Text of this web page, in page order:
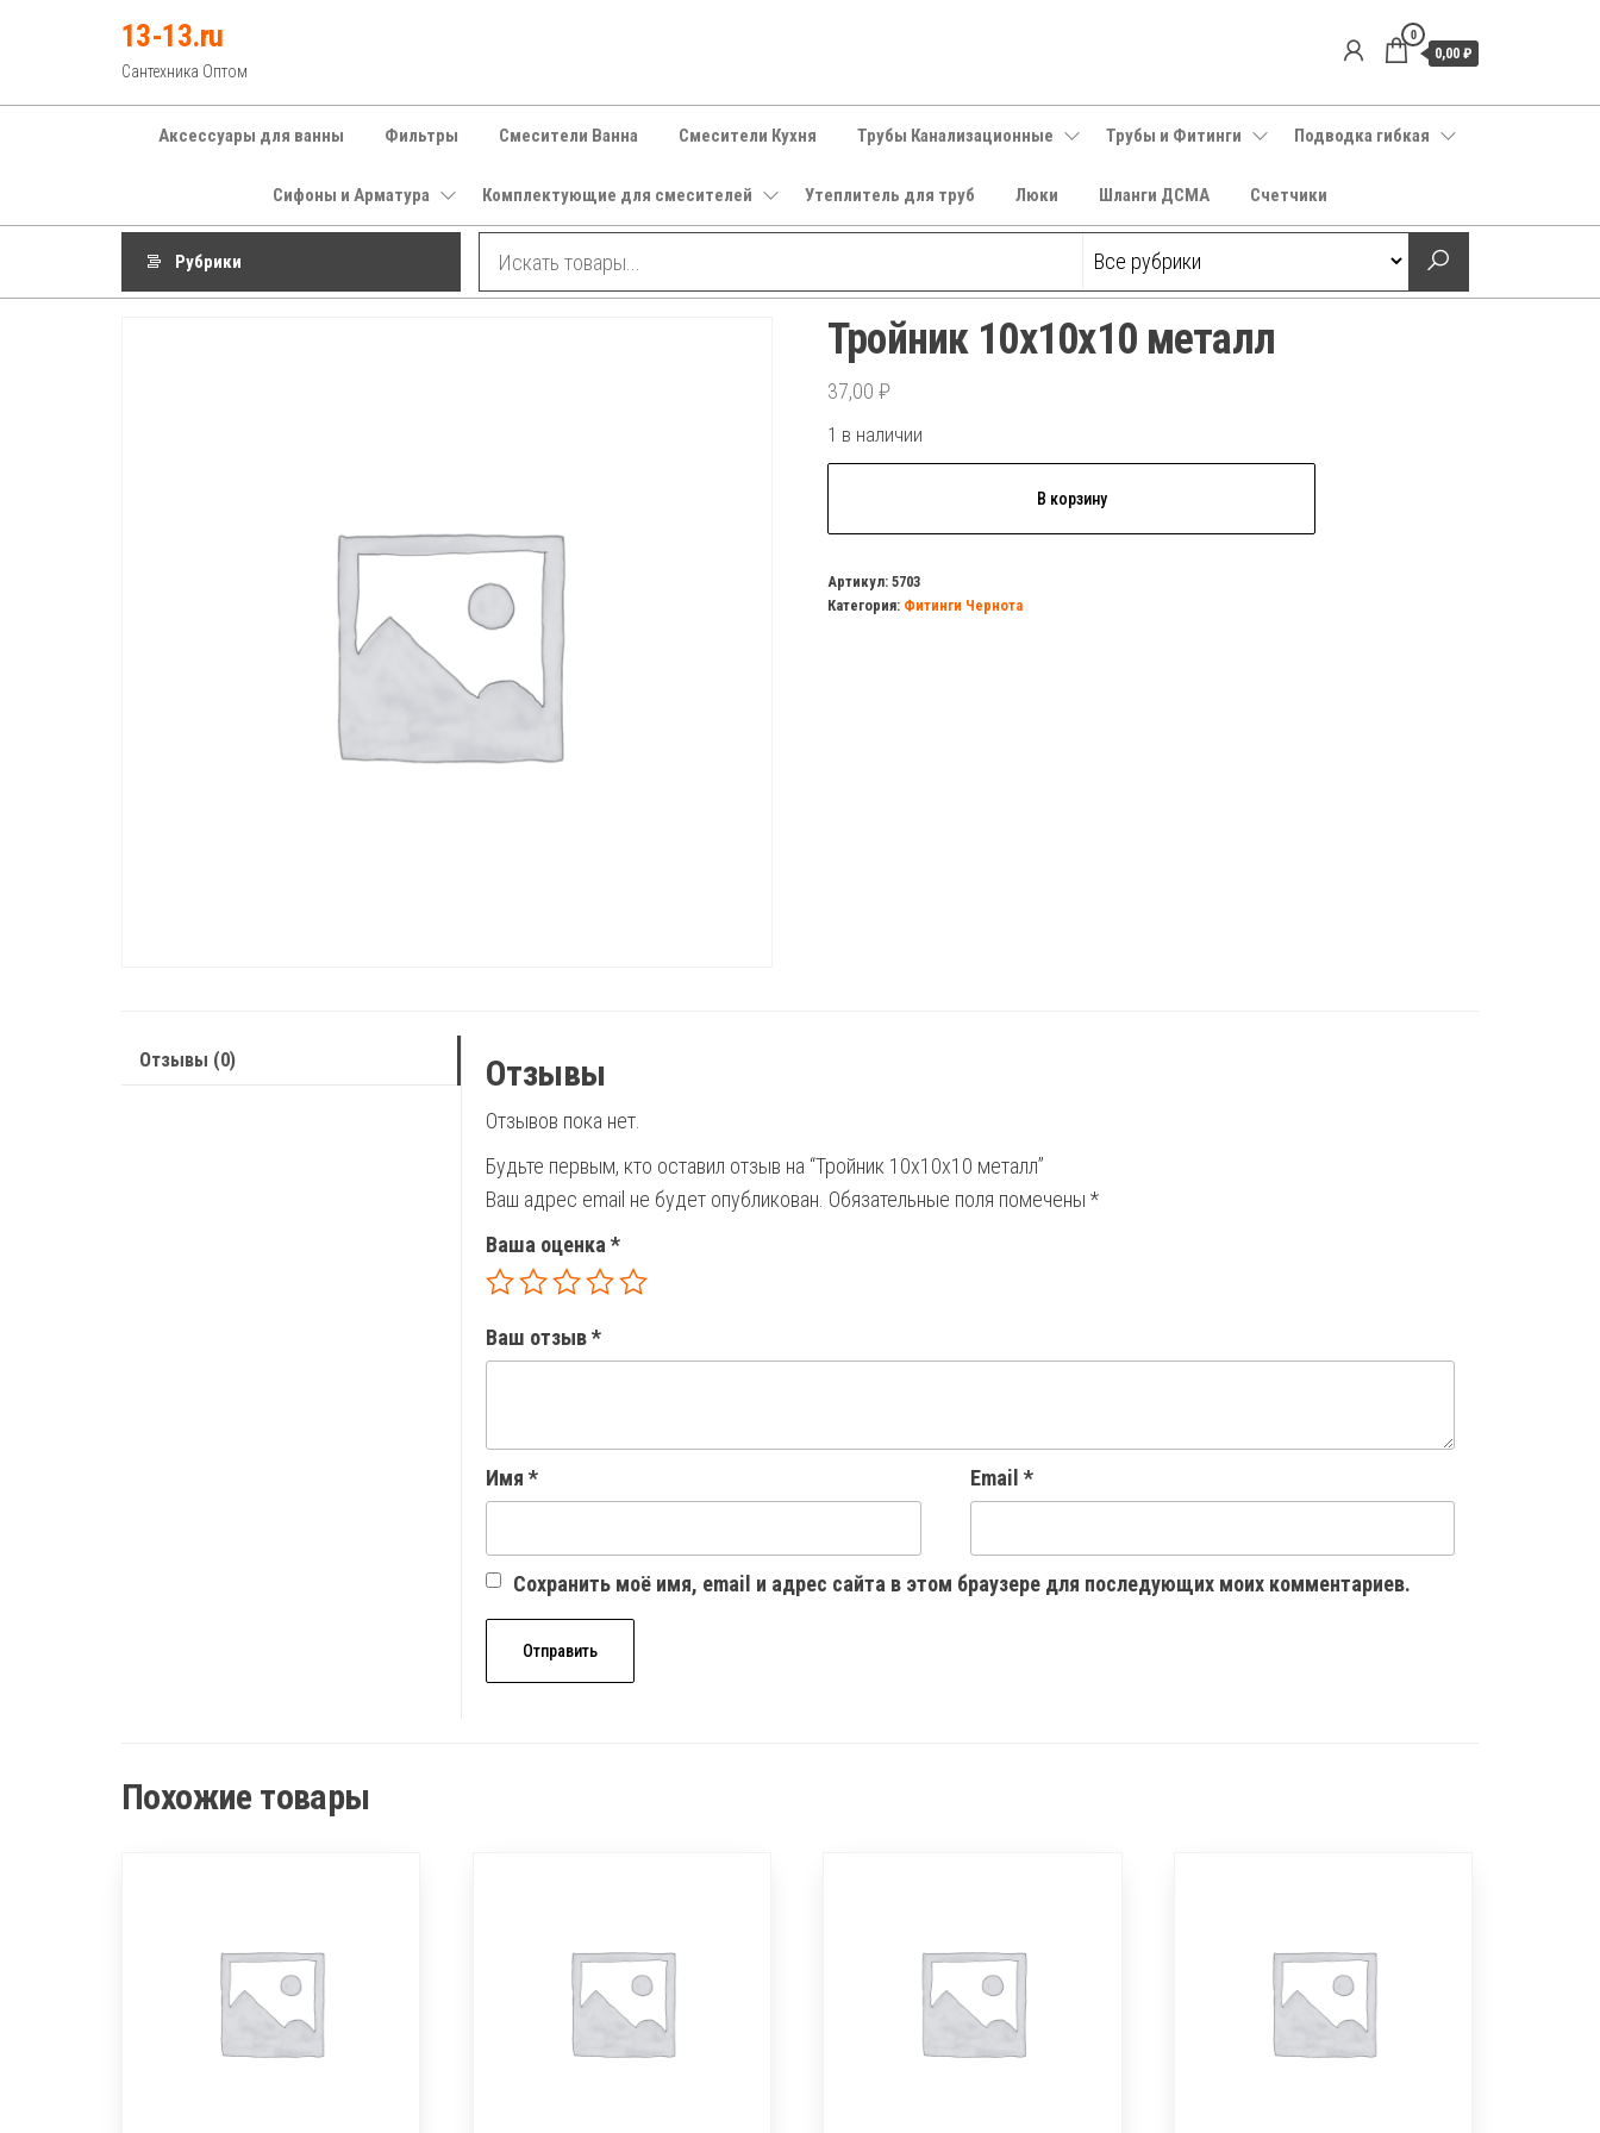
13-13.ru
Сантехника Оптом
0
0,00 ₽
Аксессуары для ванны Фильтры Смесители Ванна Смесители Кухня Трубы Канализационные Трубы и Фитинги Подводка гибкая
Сифоны и Арматура Комплектующие для смесителей Утеплитель для труб Люки Шланги ДСМА Счетчики
Рубрики
Тройник 10х10х10 металл
37,00 ₽
1 в наличии
10х10х10
металл
В корзину
Артикул: 5703
Категория: Фитинги Чернота
Отзывы (0) Отзывы
Отзывов пока нет.
Будьте первым, кто оставил отзыв на “Тройник 10х10х10 металл”
Ваш адрес email не будет опубликован. Обязательные поля помечены *
Ваша оценка *
Ваш отзыв*
Имя * Email *
Сохранить моё имя, email и адрес сайта в этом браузере для последующих моих комментариев.
Похожие товары